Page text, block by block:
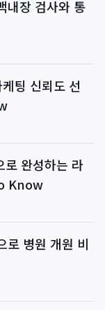
내장 검사와 통
팅 신뢰도 선
로 완성하는 라
Know
로 병원 개원 비